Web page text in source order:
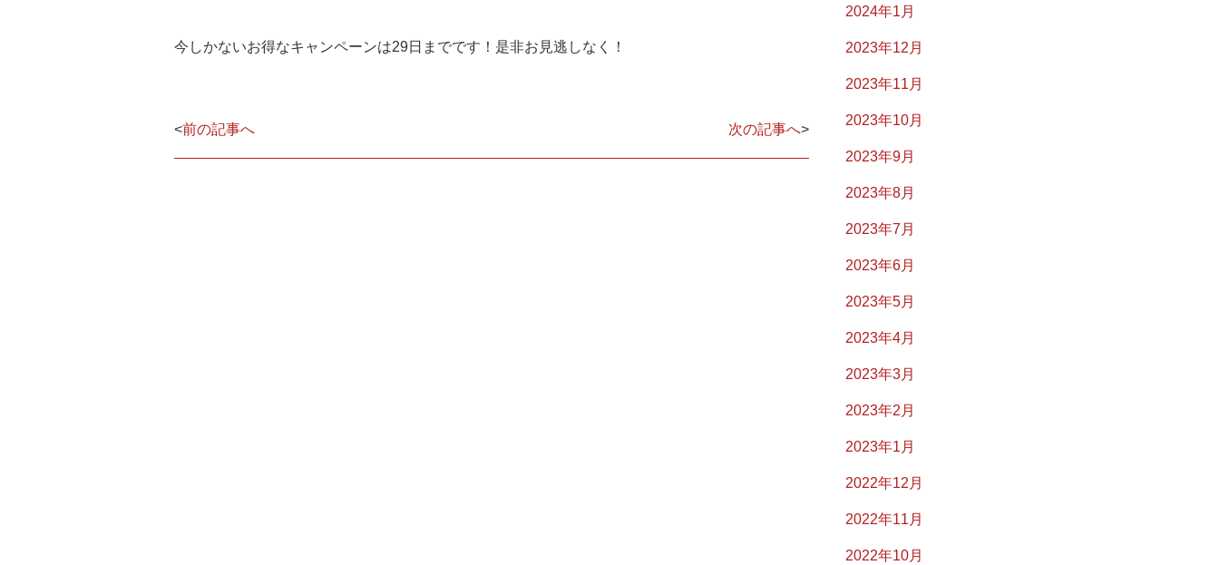
今しかないお得なキャンペーンは29日までです！是非お見逃しなく！
<前の記事へ 次の記事へ>
2024年1月
2023年12月
2023年11月
2023年10月
2023年9月
2023年8月
2023年7月
2023年6月
2023年5月
2023年4月
2023年3月
2023年2月
2023年1月
2022年12月
2022年11月
2022年10月